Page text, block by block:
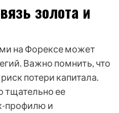
золота и
на Форексе может
Важно помнить, что
потери капитала.
тщательно ее
профилю и